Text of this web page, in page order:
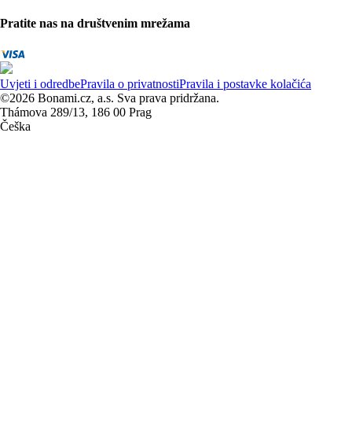
Pratite nas na društvenim mrežama
Uvjeti i odredbePravila o privatnostiPravila i postavke kolačića
©2026 Bonami.cz, a.s. Sva prava pridržana.
Thámova 289/13, 186 00 Prag
Češka